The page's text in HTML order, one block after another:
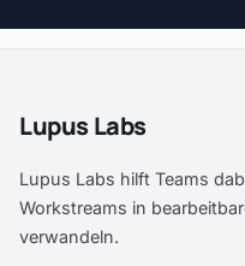
Lupus Labs
Lupus Labs hilft Teams
Workstreams in
verwandeln.